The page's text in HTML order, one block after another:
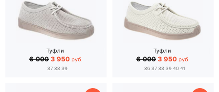
Туфли
6 000 3 950 руб.
37 38 39
Туфли
6 000 3 950 руб.
36 37 38 39 40 41